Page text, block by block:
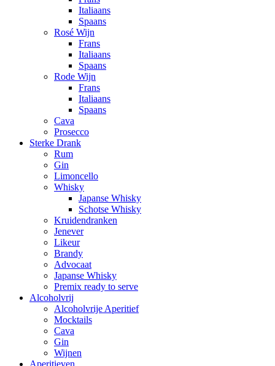
Italiaans
Spaans
Rosé Wijn
Frans
Italiaans
Spaans
Rode Wijn
Frans
Italiaans
Spaans
Cava
Prosecco
Sterke Drank
Rum
Gin
Limoncello
Whisky
Japanse Whisky
Schotse Whisky
Kruidendranken
Jenever
Likeur
Brandy
Advocaat
Japanse Whisky
Premix ready to serve
Alcoholvrij
Alcoholvrije Aperitief
Mocktails
Cava
Gin
Wijnen
Aperitieven